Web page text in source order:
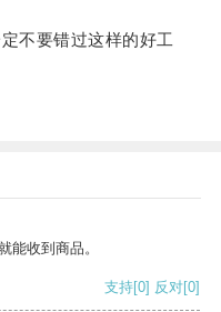
不要错过这样的好工
能收到商品。
支持[0] 反对[0]